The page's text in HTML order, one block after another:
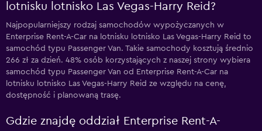
lotnisku lotnisko Las Vegas-Harry Reid?
Najpopularniejszy rodzaj samochodów wypożyczanych w
Enterprise Rent-A-Car na lotnisku lotnisko Las Vegas-Harry Reid to
samochód typu Passenger Van. Takie samochody kosztują średnio
266 zł za dzień. 48% osób korzystających z naszej strony wybiera
samochód typu Passenger Van od Enterprise Rent-A-Car na
lotnisku lotnisko Las Vegas-Harry Reid ze względu na cenę,
dostępność i planowaną trasę.
Gdzie znajdę oddział Enterprise Rent-A-